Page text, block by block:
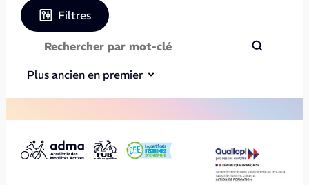
Filtres
Plus ancien en premier